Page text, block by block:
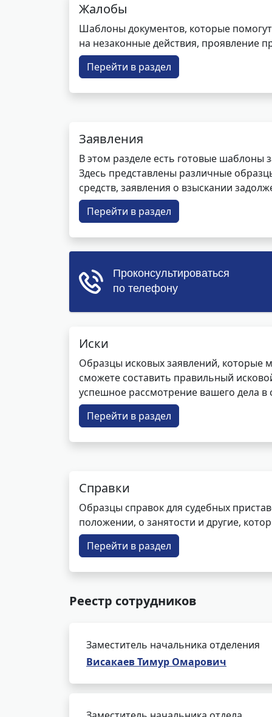
Жалобы
Шаблоны документов, которые
на незаконные действия, проявление
Перейти в раздел
Заявления
В этом разделе есть готовые шаблоны
Здесь представлены различные
средств, заявления о взыскании
Перейти в раздел
Иски
Образцы исковых заявлений, которые
сможете составить правильный
успешное рассмотрение вашего дела в
Перейти в раздел
Справки
Образцы справок для судебных
положении, о занятости и другие,
Перейти в раздел
Реестр сотрудников
Заместитель начальника отделения
Висакаев Тимур Омарович